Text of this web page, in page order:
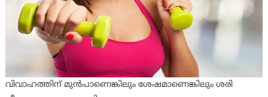
വിവാഹത്തിന് മുന്‍പാണെങ്കിലും ശേഷമാണെങ്കിലും ശരി